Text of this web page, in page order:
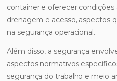
container e oferecer condições
drenagem e acesso, aspectos
na segurança operacional.
Além disso, a segurança
aspectos normativos
segurança do trabalho e meio